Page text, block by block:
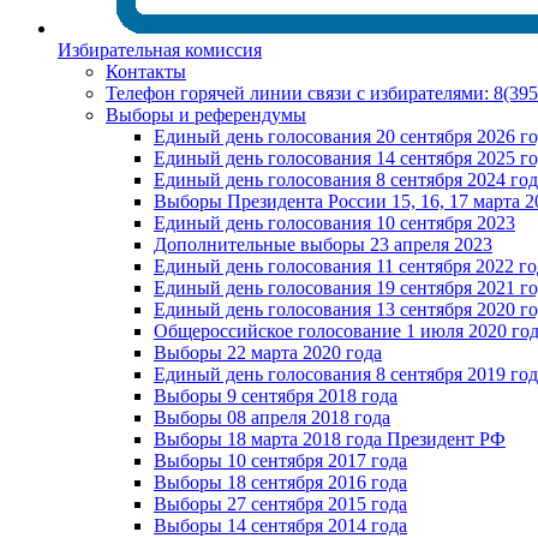
Избирательная комиссия
Контакты
Телефон горячей линии связи с избирателями:
Выборы и референдумы
Единый день голосования 20 сентября 2026
Единый день голосования 14 сентября 2025
Единый день голосования 8 сентября 2024
Выборы Президента России 15, 16, 17 марта
Единый день голосования 10 сентября 2023
Дополнительные выборы 23 апреля 2023
Единый день голосования 11 сентября 2022
Единый день голосования 19 сентября 2021
Единый день голосования 13 сентября 2020
Общероссийское голосование 1 июля 2020
Выборы 22 марта 2020 года
Единый день голосования 8 сентября 2019
Выборы 9 сентября 2018 года
Выборы 08 апреля 2018 года
Выборы 18 марта 2018 года Президент РФ
Выборы 10 сентября 2017 года
Выборы 18 сентября 2016 года
Выборы 27 сентября 2015 года
Выборы 14 сентября 2014 года